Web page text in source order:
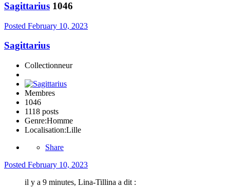
Sagittarius 1046
Posted February 10, 2023
Sagittarius
Collectionneur
Membres
1046
1118 posts
Genre:Homme
Localisation:Lille
Share
Posted February 10, 2023
il y a 9 minutes, Lina-Tillina a dit :